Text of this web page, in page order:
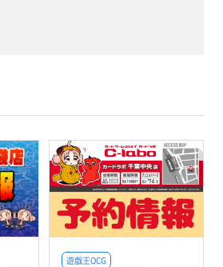
遊戯王OCG